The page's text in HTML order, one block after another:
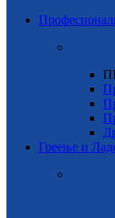
Греење и